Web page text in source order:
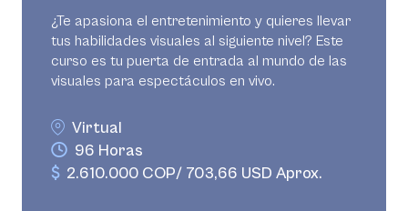
¿Te apasiona el entretenimiento y quieres llevar
tus habilidades visuales al siguiente nivel? Este
curso es tu puerta de entrada al mundo de las
visuales para espectáculos en vivo.
96 Horas
Virtual
2.610.000 COP/ 703,66 USD Aprox.